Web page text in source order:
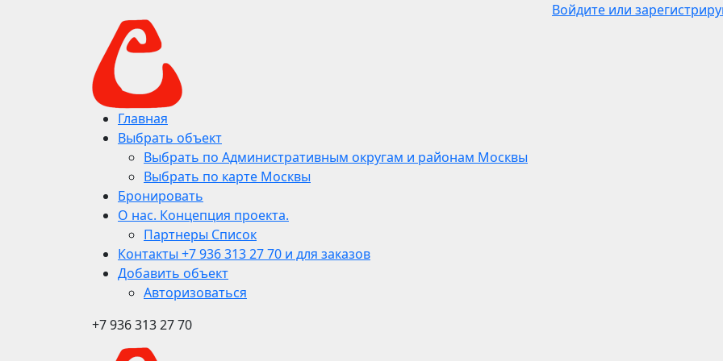
Войдите или
Главная
Выбрать объект
Выбрать по Административным округам и районам Москвы
Выбрать по карте Москвы
Бронировать
О нас. Концепция проекта.
Партнеры Список
Контакты +7 936 313 27 70 и для заказов
Добавить объект
Авторизоваться
+7 936 313 27 70